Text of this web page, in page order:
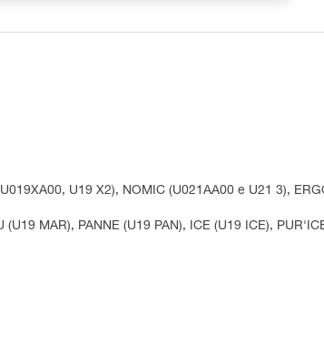
U19 X2), NOMIC (U021AA00 e U21 3),
MAR), PANNE (U19 PAN), ICE (U19 ICE),